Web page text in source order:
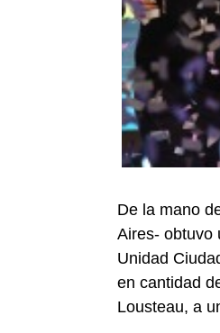
De la mano
Aires- obtuvo
Unidad
en cantidad
Lousteau, a